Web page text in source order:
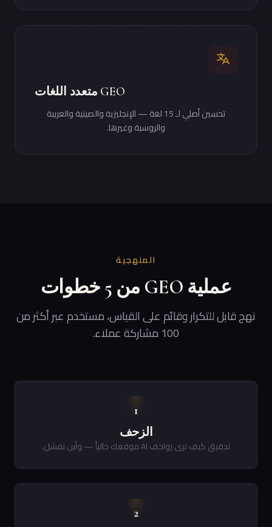
GEO متعدد اللغات
تحسين أصلي لـ 15 لغة — الإنجليزية والصينية والعربية
والروسية وغيرها.
المنهجية
عملية GEO من 5 خطوات
نهج قابل للتكرار وقائم على القياس، مستخدم عبر أكثر من
100 مشاركة عملاء.
1
الزحف
تدقيق كيف ترى زواحف AI موقعك حالياً — وأين تفشل.
2